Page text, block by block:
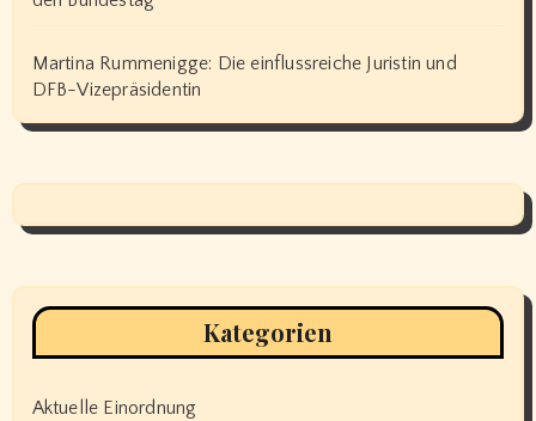
Martina Rummenigge: Die einflussreiche Juristin und
DFB-Vizepräsidentin
Kategorien
Aktuelle Einordnung